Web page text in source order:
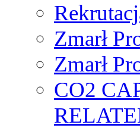
Zmarł
Zmarł
CO2